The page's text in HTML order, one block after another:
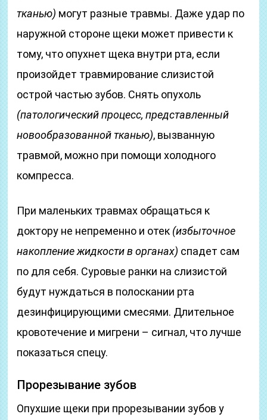
тканью) могут разные травмы. Даже удар по
наружной стороне щеки может привести к
тому, что опухнет щека внутри рта, если
произойдет травмирование слизистой
острой частью зубов. Снять опухоль
(патологический процесс, представленный
новообразованной тканью), вызванную
травмой, можно при помощи холодного
компресса.
При маленьких травмах обращаться к
доктору не непременно и отек (избыточное
накопление жидкости в органах) спадет сам
по для себя. Суровые ранки на слизистой
будут нуждаться в полоскании рта
дезинфицирующими смесями. Длительное
кровотечение и мигрени – сигнал, что лучше
показаться спецу.
Прорезывание зубов
Опухшие щеки при прорезывании зубов у